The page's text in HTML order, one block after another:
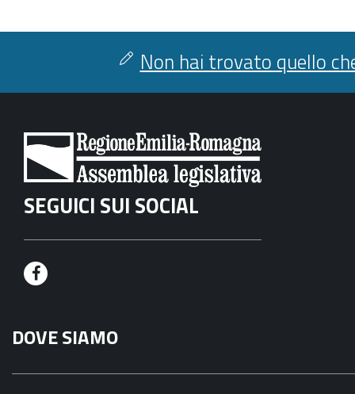
Non hai trovato quello
SEGUICI SUI SOCIAL
F
c
e
DOVE SIAMO